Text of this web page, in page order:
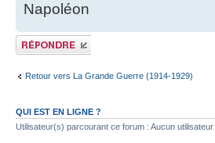
Napoléon
Publier une
réponse
Retour vers La Grande Guerre (1914-1929)
QUI EST EN LIGNE ?
Utilisateur(s) parcourant ce forum : Aucun